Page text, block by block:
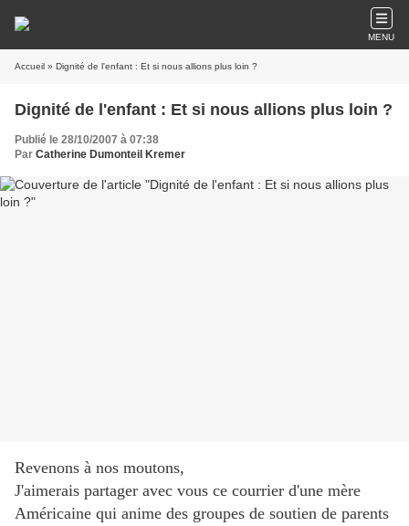
MENU
Accueil » Dignité de l'enfant : Et si nous allions plus loin ?
Dignité de l'enfant : Et si nous allions plus loin ?
Publié le 28/10/2007 à 07:38
Par Catherine Dumonteil Kremer
Revenons à nos moutons,
J'aimerais partager avec vous ce courrier d'une mère
Américaine qui anime des groupes de soutien de parents